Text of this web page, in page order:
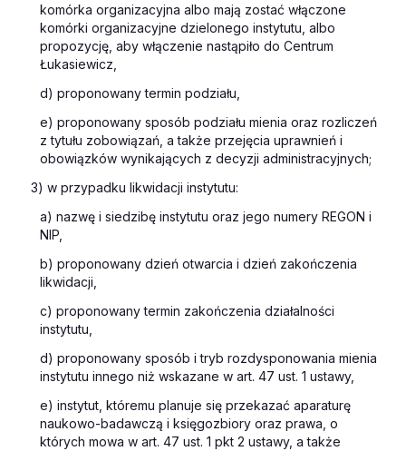
komórka organizacyjna albo mają zostać włączone
komórki organizacyjne dzielonego instytutu, albo
propozycję, aby włączenie nastąpiło do Centrum
Łukasiewicz,
d) proponowany termin podziału,
e) proponowany sposób podziału mienia oraz rozliczeń
z tytułu zobowiązań, a także przejęcia uprawnień i
obowiązków wynikających z decyzji administracyjnych;
3) w przypadku likwidacji instytutu:
a) nazwę i siedzibę instytutu oraz jego numery REGON i
NIP,
b) proponowany dzień otwarcia i dzień zakończenia
likwidacji,
c) proponowany termin zakończenia działalności
instytutu,
d) proponowany sposób i tryb rozdysponowania mienia
instytutu innego niż wskazane w art. 47 ust. 1 ustawy,
e) instytut, któremu planuje się przekazać aparaturę
naukowo-badawczą i księgozbiory oraz prawa, o
których mowa w art. 47 ust. 1 pkt 2 ustawy, a także